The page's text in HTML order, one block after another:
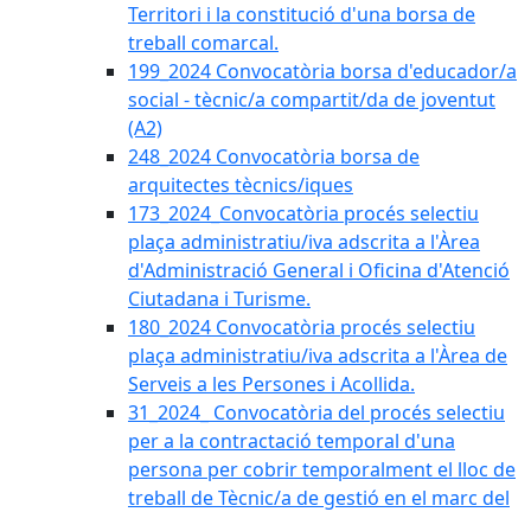
Territori i la constitució d'una borsa de
treball comarcal.
199_2024 Convocatòria borsa d'educador/a
social - tècnic/a compartit/da de joventut
(A2)
248_2024 Convocatòria borsa de
arquitectes tècnics/iques
173_2024_Convocatòria procés selectiu
plaça administratiu/iva adscrita a l'Àrea
d'Administració General i Oficina d'Atenció
Ciutadana i Turisme.
180_2024 Convocatòria procés selectiu
plaça administratiu/iva adscrita a l'Àrea de
Serveis a les Persones i Acollida.
31_2024_ Convocatòria del procés selectiu
per a la contractació temporal d'una
persona per cobrir temporalment el lloc de
treball de Tècnic/a de gestió en el marc del